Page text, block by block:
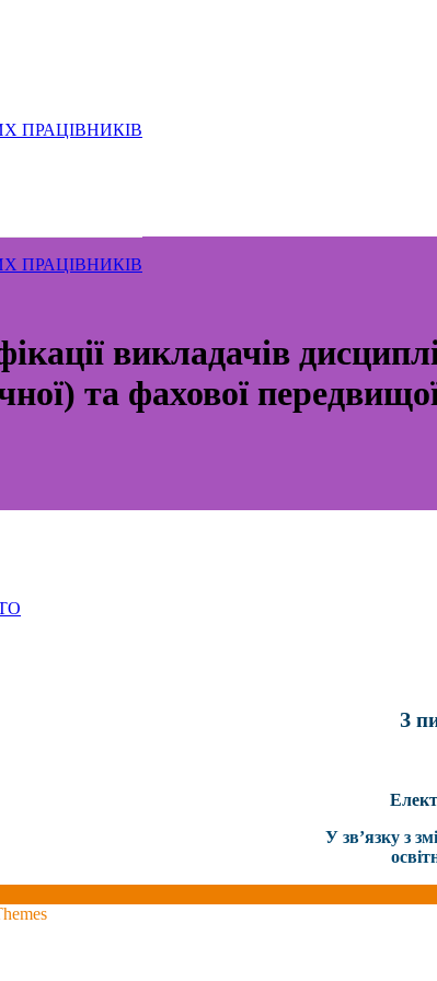
ПРАЦІВНИКІВ
ПРАЦІВНИКІВ
викладачів
та фахової
З
У зв’язку з